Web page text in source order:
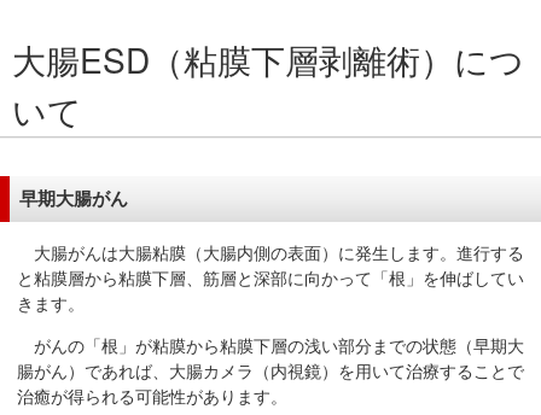
で
す。
ー
ヘ
ッ
ダ
メ
ニ
ュ
ー
へ
移
動
し
き
さ
設
定
す。
大
き
さ
設
す。
メ
ニ
ュ
ー
す。
メ
ニ
ュ
ー
す。
検
索
で
す。
検
索
で
す。
ュ
ー
で
す。
ュ
ー
で
す。
こ
か
ら
本
文
す。
大腸ESD（粘膜下層剥離術）につ
いて
早期大腸がん
大腸がんは大腸粘膜（大腸内側の表面）に発生します。進行する
と粘膜層から粘膜下層、筋層と深部に向かって「根」を伸ばしてい
きます。
がんの「根」が粘膜から粘膜下層の浅い部分までの状態（早期大
腸がん）であれば、大腸カメラ（内視鏡）を用いて治療することで
治癒が得られる可能性があります。